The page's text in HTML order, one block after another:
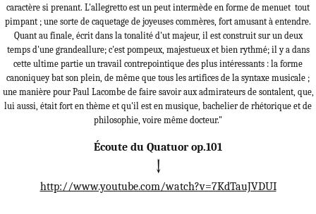
caractère si prenant. L'allegretto est un peut intermède en forme de menuet tout
pimpant ; une sorte de caquetage de joyeuses commères, fort amusant à entendre.
Quant au finale, écrit dans la tonalité d'ut majeur, il est construit sur un deux
temps d'une grandeallure; c'est pompeux, majestueux et bien rythmé; il y a dans
cette ultime partie un travail contrepointique des plus intéressants : la forme
canoniquey bat son plein, de même que tous les artifices de la syntaxe musicale ;
une manière pour Paul Lacombe de faire savoir aux admirateurs de sontalent, que,
lui aussi, était fort en thème et qu'il est en musique, bachelier de rhétorique et de
philosophie, voire même docteur."
Écoute du Quatuor op.101
↓
http://www.youtube.com/watch?v=7KdTauJVDUI